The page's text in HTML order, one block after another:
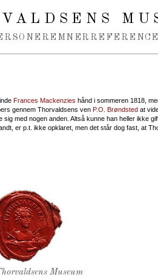
EMNER
Frances Mackenzies hånd i sommeren 1818,
gennem Thorvaldsens ven P.O. Brøndsted at
med nogen anden. Altså kunne han heller ikke
er p.t. ikke opklaret, men det står dog fast, at
Segl
Museum